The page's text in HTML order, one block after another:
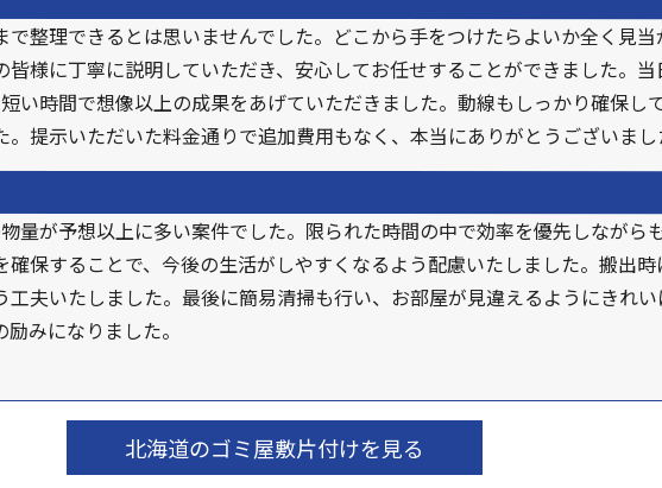
整理できるとは思いませんでした。どこから手をつけたらよいか全く見
様に丁寧に説明していただき、安心してお任せすることができました。
い時間で想像以上の成果をあげていただきました。動線もしっかり確保し
提示いただいた料金通りで追加費用もなく、本当にありがとうございまし
量が予想以上に多い案件でした。限られた時間の中で効率を優先しながら
保することで、今後の生活がしやすくなるよう配慮いたしました。搬出
夫いたしました。最後に簡易清掃も行い、お部屋が見違えるようにきれ
みになりました。
北海道のゴミ屋敷片付けを見る